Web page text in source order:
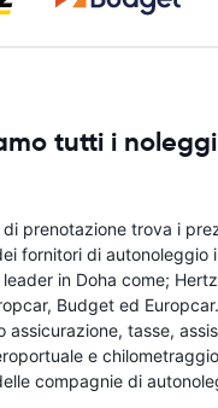
tutti i
prenotazione trova i
fornitori di autonoleggio
in Doha come;
Budget ed
assicurazione, tasse,
e
compagnie di